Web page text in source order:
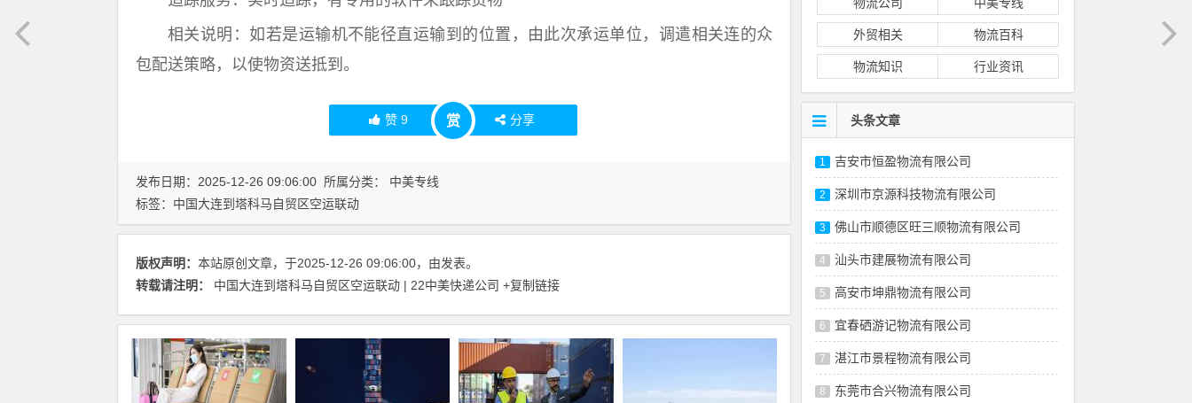
相关说明：如若是运输机不能径直运输到的位置，由此次承运单位，调遣相关连的众
包配送策略，以使物资送抵到。
赞9 赏 分享
发布日期：2025-12-26 09:06:00 所属分类： 中美专线
标签： 中国大连到塔科马自贸区空运联动
版权声明： 本站原创文章，于2025-12-26 09:06:00，由发表。
转载请注明：
中国大连到塔科马自贸区空运联动 | 22中美快递公司 +复制链接
外贸相关 物流百科
物流知识 行业资讯
头条文章
1 吉安市恒盈物流有限公司
2 深圳市京源科技物流有限公司
3 佛山市顺德区旺三顺物流有限公司
4 汕头市建展物流有限公司
5 高安市坤鼎物流有限公司
6 宜春硒游记物流有限公司
7 湛江市景程物流有限公司
8 东莞市合兴物流有限公司